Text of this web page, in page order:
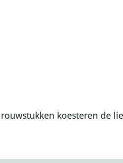
koesteren de